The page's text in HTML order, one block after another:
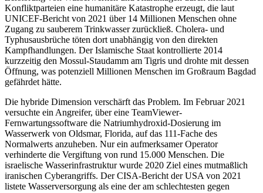
Konfliktparteien eine humanitäre Katastrophe erzeugt, die laut
UNICEF-Bericht von 2021 über 14 Millionen Menschen ohne
Zugang zu sauberem Trinkwasser zurückließ. Cholera- und
Typhusausbrüche töten dort unabhängig von den direkten
Kampfhandlungen. Der Islamische Staat kontrollierte 2014
kurzzeitig den Mossul-Staudamm am Tigris und drohte mit dessen
Öffnung, was potenziell Millionen Menschen im Großraum Bagdad
gefährdet hätte.
Die hybride Dimension verschärft das Problem. Im Februar 2021
versuchte ein Angreifer, über eine TeamViewer-
Fernwartungssoftware die Natriumhydroxid-Dosierung im
Wasserwerk von Oldsmar, Florida, auf das 111-Fache des
Normalwerts anzuheben. Nur ein aufmerksamer Operator
verhinderte die Vergiftung von rund 15.000 Menschen. Die
israelische Wasserinfrastruktur wurde 2020 Ziel eines mutmaßlich
iranischen Cyberangriffs. Der CISA-Bericht der USA von 2021
listete Wasserversorgung als eine der am schlechtesten gegen